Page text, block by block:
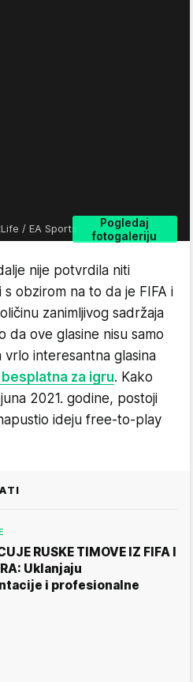
Pogledaj
fotogaleriju
/ EA Sports
nije potvrdila niti
obzirom na to da je FIFA i
zanimljivog sadržaja
da ove glasine nisu samo
interesantna glasina
besplatna za igru. Kako
2021. godine, postoji
ideju free-to-play
RUSKE TIMOVE IZ FIFA I
Uklanjaju
i profesionalne